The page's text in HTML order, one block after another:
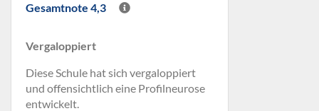
Gesamtnote 4,3
Vergaloppiert
Diese Schule hat sich vergaloppiert
und offensichtlich eine Profilneurose
entwickelt.